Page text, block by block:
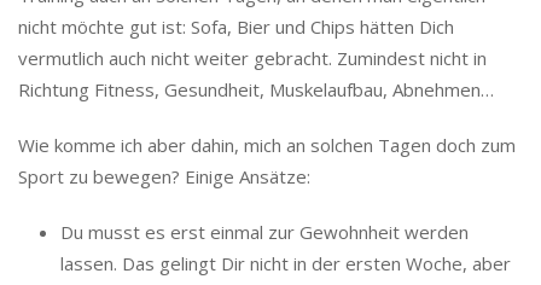
nicht möchte gut ist: Sofa, Bier und Chips hätten Dich
vermutlich auch nicht weiter gebracht. Zumindest nicht in
Richtung Fitness, Gesundheit, Muskelaufbau, Abnehmen…
Wie komme ich aber dahin, mich an solchen Tagen doch zum
Sport zu bewegen? Einige Ansätze:
Du musst es erst einmal zur Gewohnheit werden
lassen. Das gelingt Dir nicht in der ersten Woche, aber